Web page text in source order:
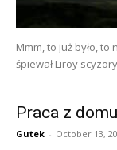
Mmm, to już było,
śpiewał Liroy
Praca z
Gutek - October 13,